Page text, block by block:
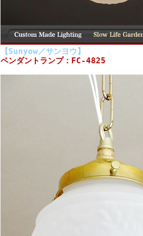
【Sunyow／サンヨウ】
ペンダントランプ：FC-4825